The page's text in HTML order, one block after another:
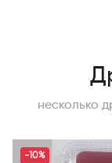
несколько
-10%